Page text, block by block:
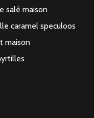
salé maison
caramel speculoos
maison